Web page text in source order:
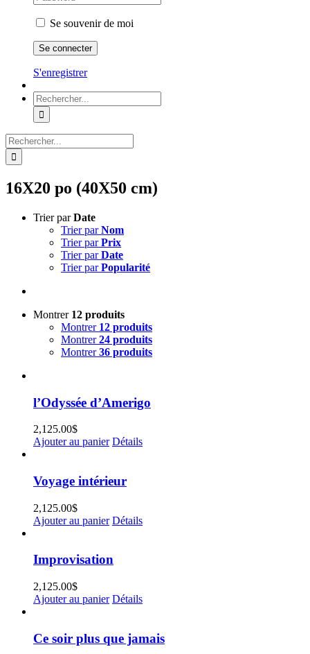
Se souvenir de moi
S'enregistrer
Rechercher:
Rechercher:
16X20 po (40X50 cm)
Trier parDate
Trier parNom
Trier parPrix
Trier parDate
Trier parPopularité
Montrer 12 produits
Montrer 12 produits
Montrer24 produits
Montrer36 produits
l’Odyssée d’Amerigo
2,125.00$
Ajouter au panier Détails
Voyage intérieur
2,125.00$
Ajouter au panier Détails
Improvisation
2,125.00$
Ajouter au panier Détails
Ce soir plus que jamais